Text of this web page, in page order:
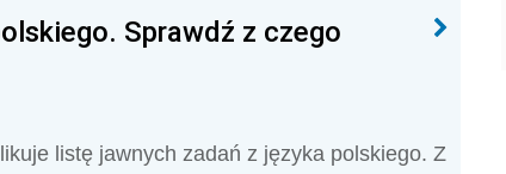
Sprawdź z czego
listę jawnych zadań z języka polskiego. Z